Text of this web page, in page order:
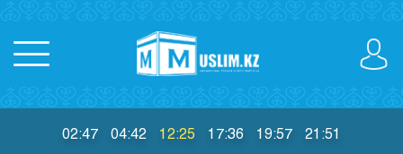
02:47 04:42 12:25 17:36 19:57 21:51